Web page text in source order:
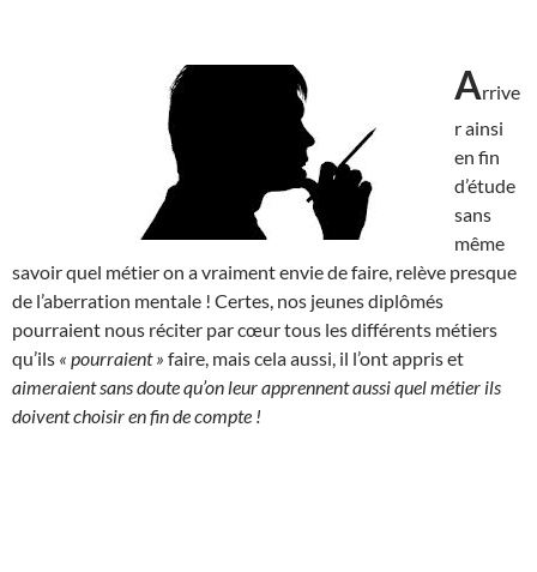
Arrive
r ainsi
en fin
d’étude
sans
même
savoir quel métier on a vraiment envie de faire, relève presque
de l’aberration mentale ! Certes, nos jeunes diplômés
pourraient nous réciter par cœur tous les différents métiers
qu’ils « pourraient » faire, mais cela aussi, il l’ont appris et
aimeraient sans doute qu’on leur apprennent aussi quel métier ils
doivent choisir en fin de compte !